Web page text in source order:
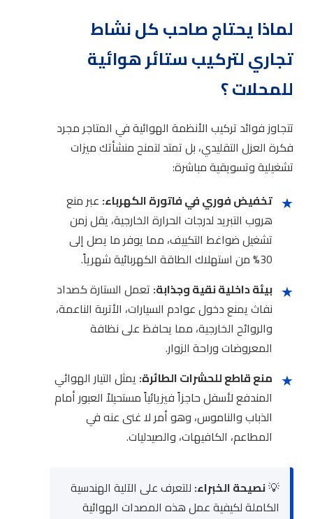
لماذا يحتاج صاحب كل نشاط
تجاري لتركيب ستائر هوائية
للمحلات ؟
تتجاوز فوائد تركيب الأنظمة الهوائية في المتاجر مجرد
فكرة العزل التقليدي، بل تمتد لتمنح منشأتك ميزات
تشغيلية وتسويقية مباشرة:
★ تخفيض فوري في فاتورة الكهرباء: عبر منع
هروب التبريد لدرجات الحرارة الخارجية، يقل زمن
تشغيل ضواغط التكييف، مما يوفر ما يصل إلى
30% من استهلاك الطاقة الكهربائية شهرياً.
★ بيئة داخلية نقية وجذابة: تعمل الستارة كصداد
نفاث يمنع دخول عوادم السيارات، الأتربة الناعمة،
والروائح الخارجية، مما يحافظ على نظافة
المعروضات وراحة الزوار.
★ منع قاطع للحشرات الطائرة: يمثل التيار الهوائي
المندفع لأسفل حاجزاً فيزيائياً مستحيلاً العبور أمام
الذباب والناموس، وهو أمر لا غنى عنه في
المطاعم، الكافيهات، والصيدليات.
💡نصيحة الخبراء: للتعرف على الآلية الهندسية
الكاملة لكيفية عمل هذه المصدات الهوائية